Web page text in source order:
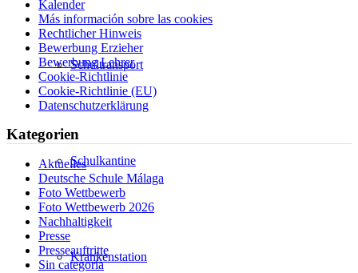
Schultransport
Schulkantine
Krankenstation
Kalender
Más información sobre las cookies
Rechtlicher Hinweis
Bewerbung Erzieher
Bewerbung Lehrer
Cookie-Richtlinie
Cookie-Richtlinie (EU)
Datenschutzerklärung
Kategorien
Aktuelles
Deutsche Schule Málaga
Foto Wettbewerb
Foto Wettbewerb 2026
Nachhaltigkeit
Presse
Presseauftritte
Sin categoría